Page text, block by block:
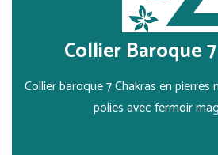
Collier Baroque
Collier baroque 7 Chakras en
polies avec fermoir